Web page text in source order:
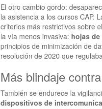
El otro cambio gordo:
la asistencia a los cursos CAP.
criterios más restrictivos sobre
la vía menos invasiva: hojas
principios de minimización de
resolución de 2020 que
Más blindaje
También se endurece la
dispositivos de